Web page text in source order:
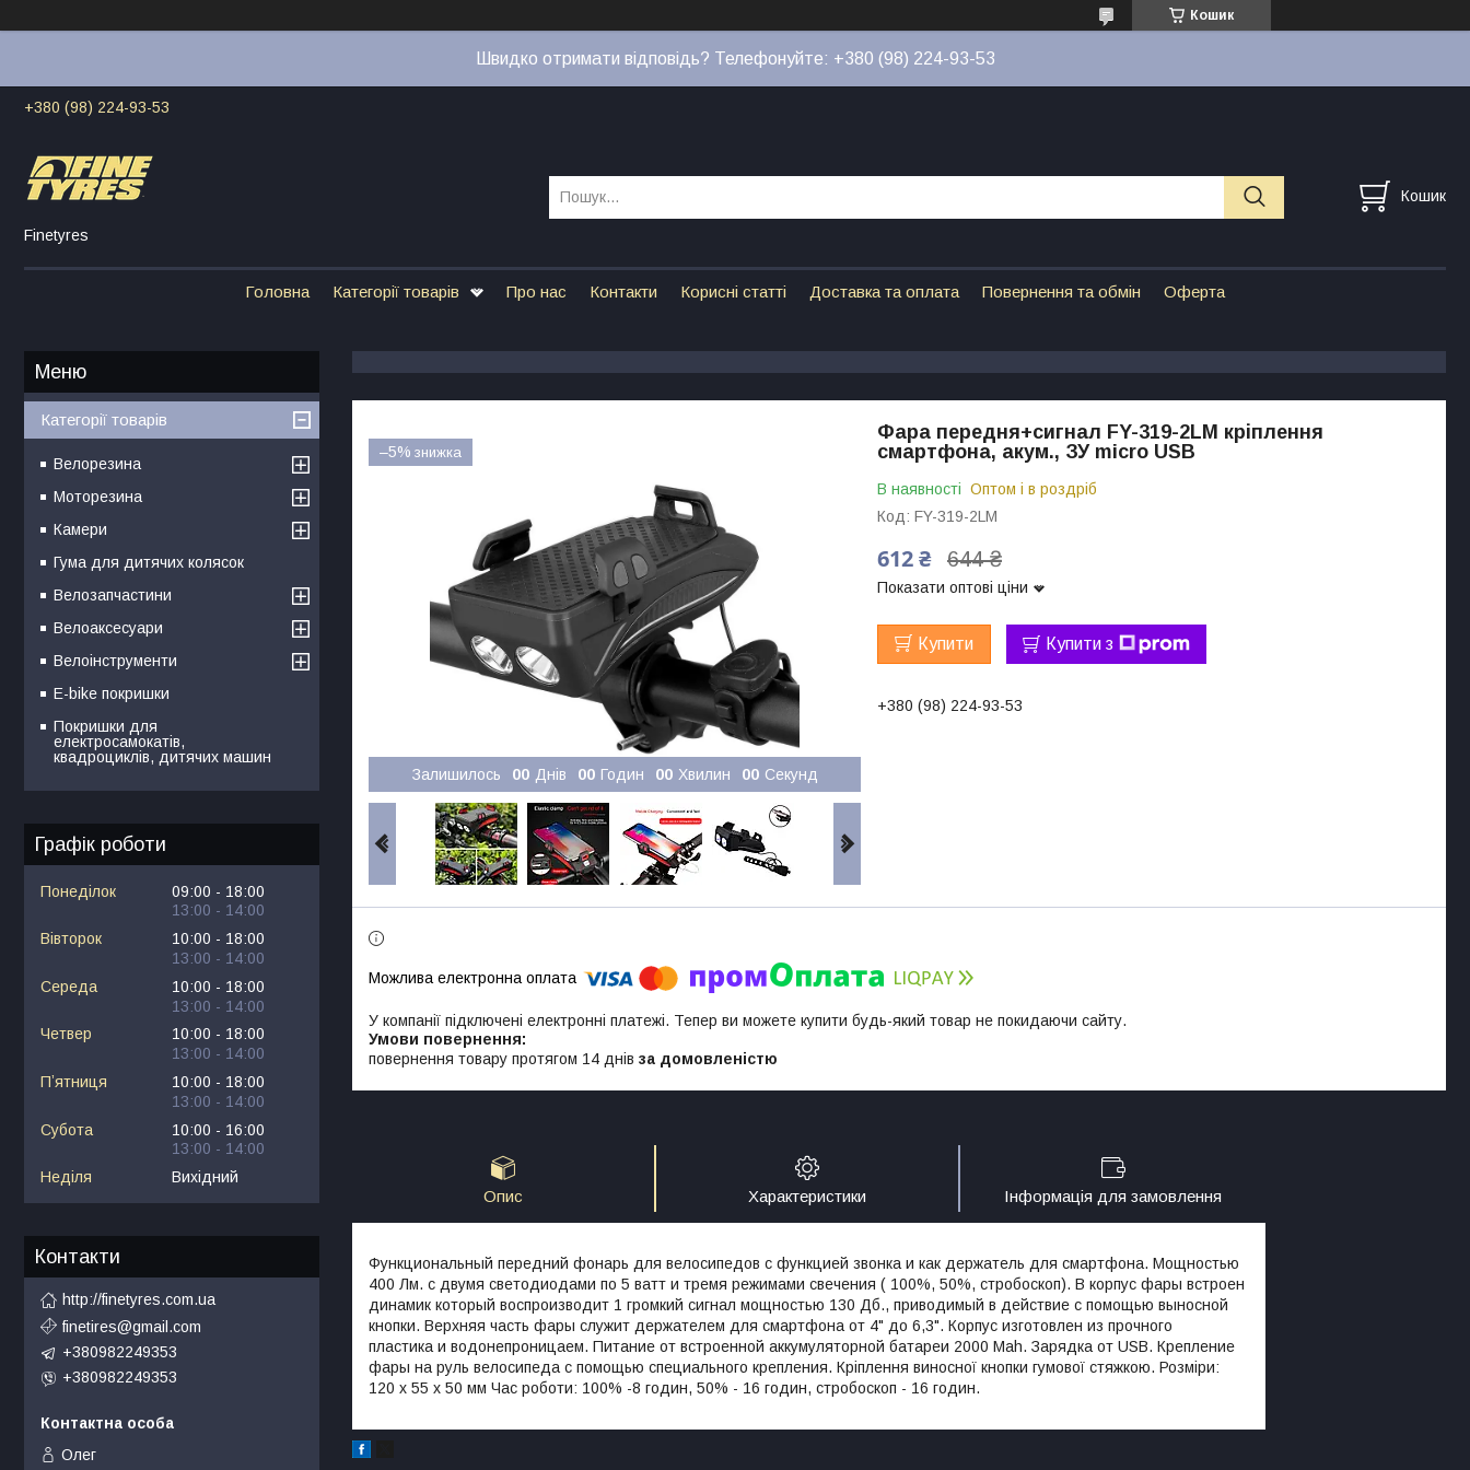
Кошик
Швидко отримати відповідь? Телефонуйте: +380 (98) 224-93-53
+380 (98) 224-93-53
Finetyres
Кошик
Головна Категорії товарів Про нас Контакти Корисні статті Доставка та оплата Повернення та обмін Оферта
–5%
Залишилось 00 Днів 00 Годин 00 Хвилин 00 Секунд
Фара передня+сигнал FY-319-2LM кріплення
смартфона, акум., ЗУ micro USB
В наявності Оптом і в роздріб
Код: FY-319-2LM
644 ₴
612 ₴
Показати оптові ціни
Купити Купити з
+380 (98) 224-93-53
У компанії підключені електронні платежі. Тепер ви можете купити будь-який товар не покидаючи сайту.
повернення товару протягом 14 днів за домовленістю
Опис Характеристики Інформація для замовлення
Функциональный передний фонарь для велосипедов с функцией звонка и как держатель для смартфона. Мощностью
400 Лм. с двумя светодиодами по 5 ватт и тремя режимами свечения ( 100%, 50%, стробоскоп). В корпус фары встроен
динамик который воспроизводит 1 громкий сигнал мощностью 130 Дб., приводимый в действие с помощью выносной
кнопки. Верхняя часть фары служит держателем для смартфона от 4" до 6,3". Корпус изготовлен из прочного
пластика и водонепроницаем. Питание от встроенной аккумуляторной батареи 2000 Mah. Зарядка от USB. Крепление
фары на руль велосипеда с помощью специального крепления. Кріплення виносної кнопки гумової стяжкою. Розміри:
120 х 55 х 50 мм Час роботи: 100% -8 годин, 50% - 16 годин, стробоскоп - 16 годин.
Категорії товарів
Велорезина
Моторезина
Камери
Гума для дитячих колясок
Велозапчастини
Велоаксесуари
Велоінструменти
E-bike покришки
Покришки для
електросамокатів,
квадроциклів, дитячих машин
Графік роботи
Понеділок 09:00
18:00
13:00
14:00
Вівторок
10:00
18:00
13:00
14:00
Середа
10:00
18:00
13:00
14:00
Четвер
10:00
18:00
13:00
14:00
Пʼятниця
10:00
18:00
13:00
14:00
Субота
10:00
16:00
13:00
14:00
Неділя
Вихідний
Контакти
http://finetyres.com.ua
finetires@gmail.com
+380982249353
+380982249353
Олег